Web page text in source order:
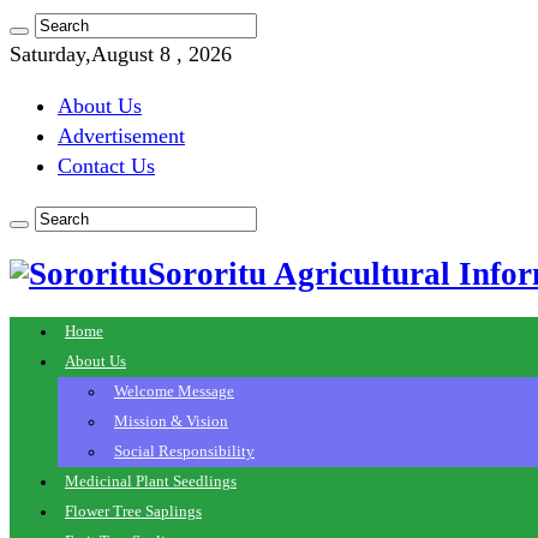
Saturday,August 8 , 2026
About Us
Advertisement
Contact Us
Sororitu Agricultural
Home
About Us
Welcome Message
Mission & Vision
Social Responsibility
Medicinal Plant Seedlings
Flower Tree Saplings